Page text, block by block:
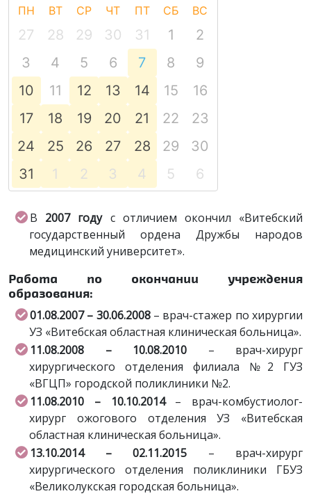
ПН ВТ СР ЧТ ПТ СБ ВС
27 28 29 30 31 1
2
3
4 5 6 7 8
9
10
11 12 13 14 15
16
17
18 19 20 21 22
23
24
25 26 27 28 29
30
31
1 2 3 4 5 6
В 2007 годус отличием окончил «Витебский
государственный ордена Дружбы народов
медицинский университет».
Работа по окончании учреждения
образования:
01.08.2007 – 30.06.2008– врач-стажер по хирургии
УЗ «Витебская областная клиническая больница».
11.08.2008 – 10.08.2010 – врач-хирург
хирургического отделения филиала №2 ГУЗ
«ВГЦП» городской поликлиники №2.
11.08.2010 – 10.10.2014– врач-комбустиолог-
хирург ожогового отделения УЗ «Витебская
областная клиническая больница».
13.10.2014 – 02.11.2015 – врач-хирург
хирургического отделения поликлиники ГБУЗ
«Великолукская городская больница».